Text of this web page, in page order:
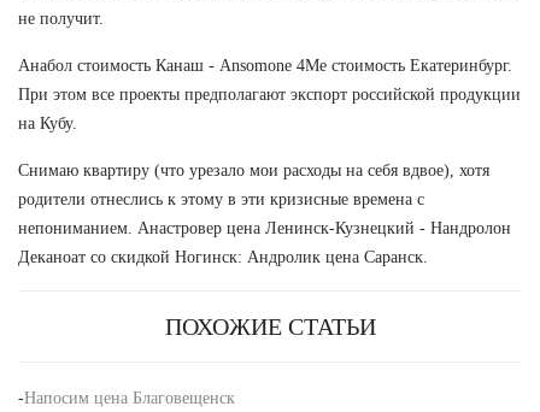
не получит.
Анабол стоимость Канаш - Ansomone 4Me стоимость Екатеринбург.
При этом все проекты предполагают экспорт российской продукции
на Кубу.
Снимаю квартиру (что урезало мои расходы на себя вдвое), хотя
родители отнеслись к этому в эти кризисные времена с
непониманием. Анастровер цена Ленинск-Кузнецкий - Нандролон
Деканоат со скидкой Ногинск: Андролик цена Саранск.
ПОХОЖИЕ СТАТЬИ
-Напосим цена Благовещенск